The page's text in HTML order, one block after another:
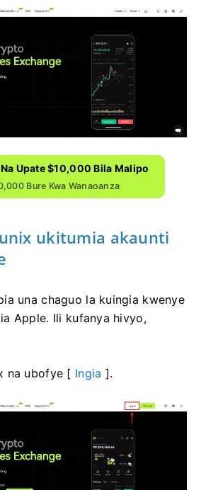
Upate $10,000 Bila Malipo
Bure Kwa Wanaoanza
ukitumia akaunti
una chaguo la kuingia kwenye
Apple. Ili kufanya hivyo,
na ubofye [ Ingia ].